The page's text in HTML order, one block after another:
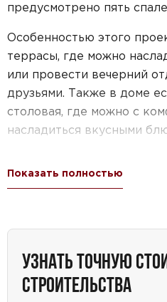
предусмотрено пять
Особенностью этого
террасы, где можно
или провести вечерний
друзьями. Также в доме
столовая, где можно с
насладиться вкусными
квадратных метра,
Этот проект подойдет
дома позволяет создать
гардеробных, что
Показать полностью
УЗНАТЬ ТОЧНУЮ
СТРОИТЕЛЬСТВА